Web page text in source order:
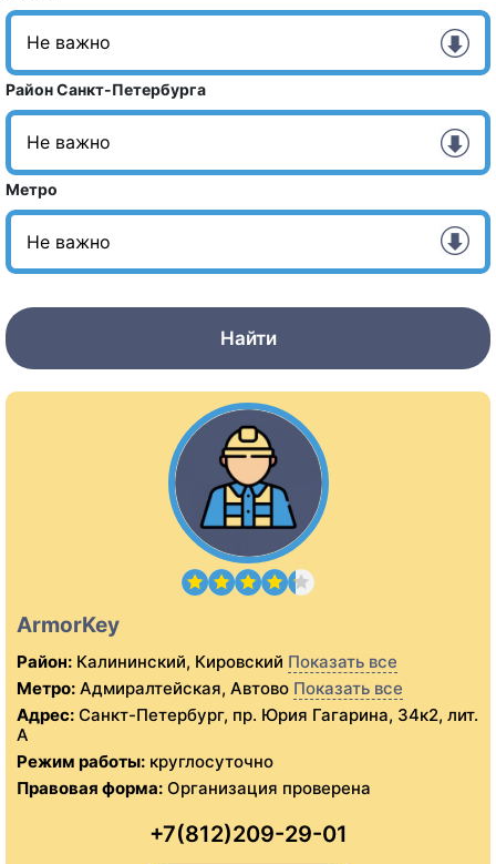
Район Санкт-Петербурга
Метро
Найти
ArmorKey
Район: Калининский, Кировский Показать все
Метро: Адмиралтейская, Автово Показать все
Адрес: Санкт-Петербург, пр. Юрия Гагарина, 34к2, лит.
А
Режим работы: круглосуточно
Правовая форма: Организация проверена
+7(812)209-29-01